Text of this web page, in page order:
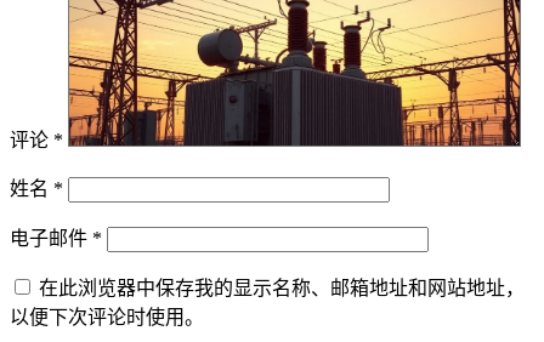
评论 *
姓名 *
电子邮件 *
在此浏览器中保存我的显示名称、邮箱地址和网站地址，
以便下次评论时使用。